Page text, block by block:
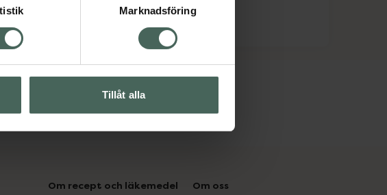
Marknadsföring
Tillåt alla
Om recept och läkemedel Om oss